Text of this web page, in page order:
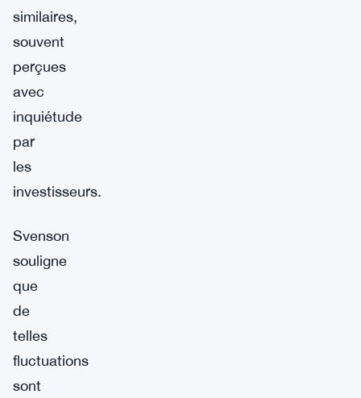
similaires,
souvent
perçues
avec
inquiétude
par
les
investisseurs.
Svenson
souligne
que
de
telles
fluctuations
sont